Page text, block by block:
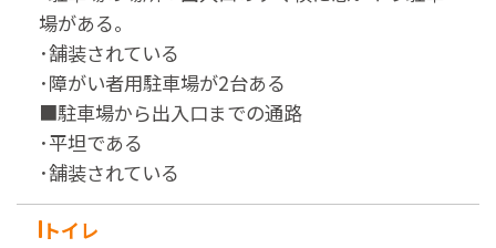
場がある。
･舗装されている
･障がい者用駐車場が2台ある
■駐車場から出入口までの通路
･平坦である
･舗装されている
トイレ